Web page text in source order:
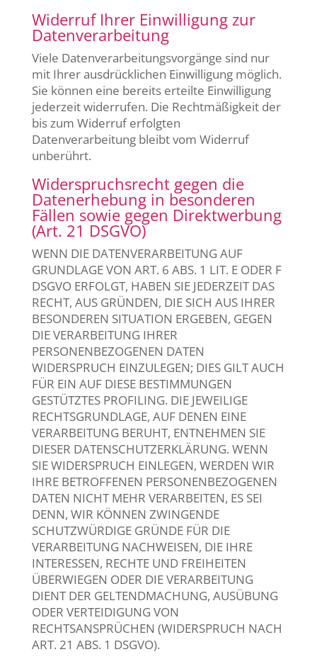
Widerruf Ihrer Einwilligung zur
Datenverarbeitung
Viele Datenverarbeitungsvorgänge sind nur
mit Ihrer ausdrücklichen Einwilligung möglich.
Sie können eine bereits erteilte Einwilligung
jederzeit widerrufen. Die Rechtmäßigkeit der
bis zum Widerruf erfolgten
Datenverarbeitung bleibt vom Widerruf
unberührt.
Widerspruchsrecht gegen die
Datenerhebung in besonderen
Fällen sowie gegen Direktwerbung
(Art. 21 DSGVO)
WENN DIE DATENVERARBEITUNG AUF
GRUNDLAGE VON ART. 6 ABS. 1 LIT. E ODER F
DSGVO ERFOLGT, HABEN SIE JEDERZEIT DAS
RECHT, AUS GRÜNDEN, DIE SICH AUS IHRER
BESONDEREN SITUATION ERGEBEN, GEGEN
DIE VERARBEITUNG IHRER
PERSONENBEZOGENEN DATEN
WIDERSPRUCH EINZULEGEN; DIES GILT AUCH
FÜR EIN AUF DIESE BESTIMMUNGEN
GESTÜTZTES PROFILING. DIE JEWEILIGE
RECHTSGRUNDLAGE, AUF DENEN EINE
VERARBEITUNG BERUHT, ENTNEHMEN SIE
DIESER DATENSCHUTZERKLÄRUNG. WENN
SIE WIDERSPRUCH EINLEGEN, WERDEN WIR
IHRE BETROFFENEN PERSONENBEZOGENEN
DATEN NICHT MEHR VERARBEITEN, ES SEI
DENN, WIR KÖNNEN ZWINGENDE
SCHUTZWÜRDIGE GRÜNDE FÜR DIE
VERARBEITUNG NACHWEISEN, DIE IHRE
INTERESSEN, RECHTE UND FREIHEITEN
ÜBERWIEGEN ODER DIE VERARBEITUNG
DIENT DER GELTENDMACHUNG, AUSÜBUNG
ODER VERTEIDIGUNG VON
RECHTSANSPRÜCHEN (WIDERSPRUCH NACH
ART. 21 ABS. 1 DSGVO).